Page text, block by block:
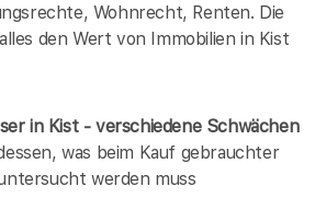
Wohnrecht, Renten. Die
den Wert von Immobilien in Kist
in Kist - verschiedene Schwächen
was beim Kauf gebrauchter
werden muss